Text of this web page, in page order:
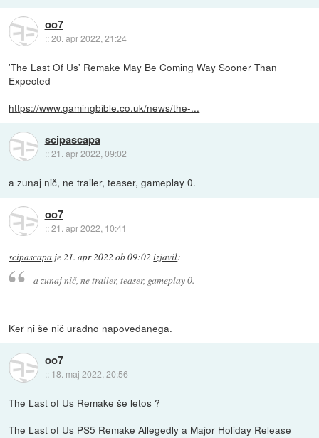
oo7
::20. apr 2022, 21:24
'The Last Of Us' Remake May Be Coming Way Sooner Than
Expected
https://www.gamingbible.co.uk/news/the-...
scipascapa
::21. apr 2022, 09:02
a zunaj nič, ne trailer, teaser, gameplay 0.
oo7
::21. apr 2022, 10:41
scipascapa je 21. apr 2022 ob 09:02 izjavil:
a zunaj nič, ne trailer, teaser, gameplay 0.
Ker ni še nič uradno napovedanega.
oo7
:: 18. maj 2022, 20:56
The Last of Us Remake še letos ?
The Last of Us PS5 Remake Allegedly a Major Holiday Release